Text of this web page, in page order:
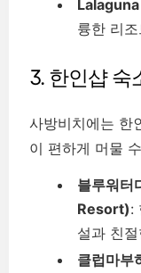
륭한 리조
3. 한인샵
사방비치에는 한
이 편하게 머물
블루워
Resort):
설과 친
클럽마